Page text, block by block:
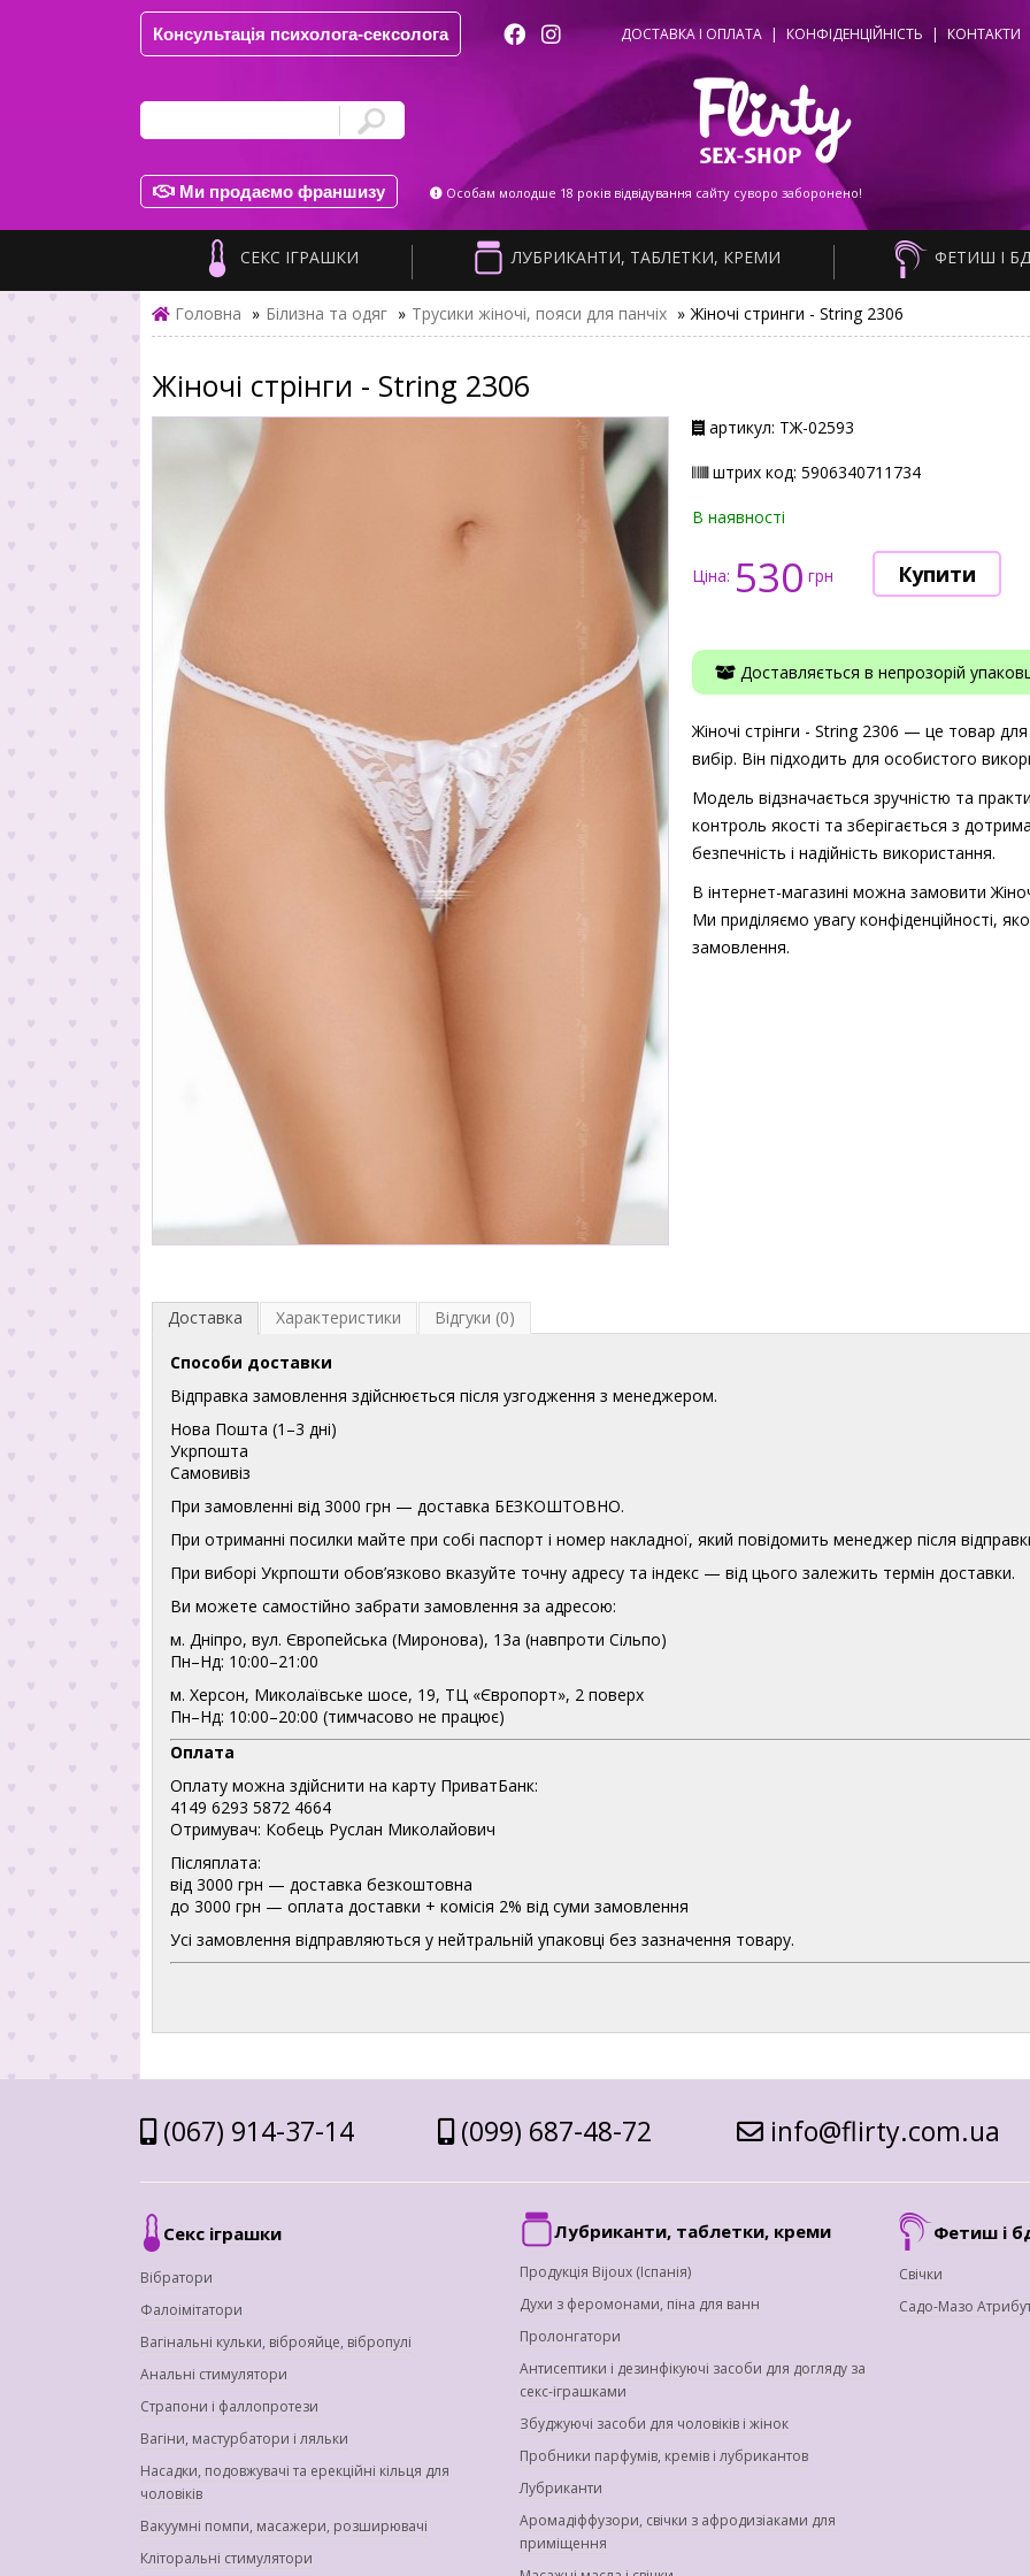
Консультація психолога-сексолога ДОСТАВКА І ОПЛАТА | КОНФІДЕНЦІЙНІСТЬ | КОНТАКТИ
Ми продаємо франшизу Особам молодше 18 років відвідування сайту суворо заборонено!
СЕКС ІГРАШКИ ЛУБРИКАНТИ, ТАБЛЕТКИ, КРЕМИ ФЕТИШ І
Головна » Білизна та одяг » Трусики жіночі, пояси для панчіх » Жіночі стринги - String 2306
Жіночі стрінги - String 2306
артикул: ТЖ-02593
штрих код: 5906340711734
В наявності
Ціна: 530 грн
Доставляється в непрозорій
Жіночі стрінги - String 2306 — це товар
вибір. Він підходить для особистого
Модель відзначається зручністю та
контроль якості та зберігається з
безпечність і надійність використання.
В інтернет-магазині можна замовити
Ми приділяємо увагу конфіденційності,
замовлення.
Доставка Характеристики Відгуки (0)
Способи доставки
Відправка замовлення здійснюється після узгодження з менеджером.
Нова Пошта (1–3 дні)
Укрпошта
Самовивіз
При замовленні від 3000 грн — доставка БЕЗКОШТОВНО.
При отриманні посилки майте при собі паспорт і номер накладної, який повідомить менеджер після
При виборі Укрпошти обов’язково вказуйте точну адресу та індекс — від цього залежить термін доставки.
Ви можете самостійно забрати замовлення за адресою:
м. Дніпро, вул. Європейська (Миронова), 13а (навпроти Сільпо)
Пн–Нд: 10:00–21:00
м. Херсон, Миколаївське шосе, 19, ТЦ «Європорт», 2 поверх
Пн–Нд: 10:00–20:00 (тимчасово не працює)
Оплата
Оплату можна здійснити на карту ПриватБанк:
4149 6293 5872 4664
Отримувач: Кобець Руслан Миколайович
Післяплата:
від 3000 грн — доставка безкоштовна
до 3000 грн — оплата доставки + комісія 2% від суми замовлення
Усі замовлення відправляються у нейтральній упаковці без зазначення товару.
(067) 914-37-14 (099) 687-48-72 info@flirty.com.ua
Секс іграшки
Вібратори
Фалоімітатори
Вагінальні кульки, віброяйце, вібропулі
Анальні стимулятори
Страпони і фаллопротези
Вагіни, мастурбатори і ляльки
Насадки, подовжувачі та ерекційні кільця для
чоловіків
Вакуумні помпи, масажери, розширювачі
Кліторальні стимулятори
Лубриканти, таблетки, креми
Продукція Bijoux (Іспанія)
Духи з феромонами, піна для ванн
Пролонгатори
Антисептики і дезинфікуючі засоби для догляду за
секс-іграшками
Збуджуючі засоби для чоловіків і жінок
Пробники парфумів, кремів і лубрикантов
Лубриканти
Аромадіффузори, свічки з афродизіаками для
приміщення
Фетиш і
Свічки
Садо-Мазо